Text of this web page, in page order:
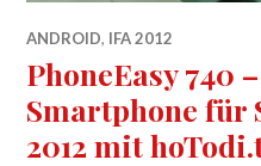
ANDROID, IFA 2012
PhoneEasy 740
Smartphone für
2012 mit